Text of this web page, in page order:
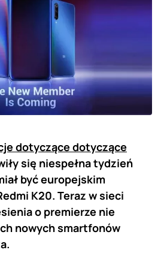
dotyczące dotyczące
się niespełna tydzień
być europejskim
K20. Teraz w sieci
o premierze nie
nowych smartfonów